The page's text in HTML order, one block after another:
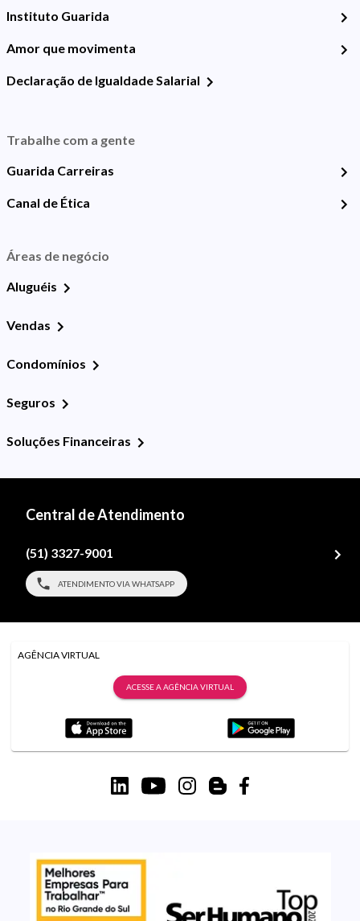
Instituto Guarida
Amor que movimenta
Declaração de Igualdade Salarial
Trabalhe com a gente
Guarida Carreiras
Canal de Ética
Áreas de negócio
Aluguéis
Vendas
Condomínios
Seguros
Soluções Financeiras
Central de Atendimento
(51) 3327-9001
ATENDIMENTO VIA WHATSAPP
AGÊNCIA VIRTUAL
ACESSE A AGÊNCIA VIRTUAL